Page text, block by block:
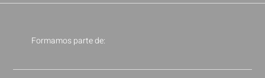
Formamos parte de: